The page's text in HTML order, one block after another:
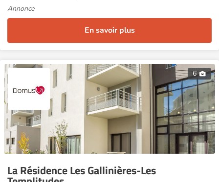
Annonce
En savoir plus
6
La Résidence Les Gallinières-Les